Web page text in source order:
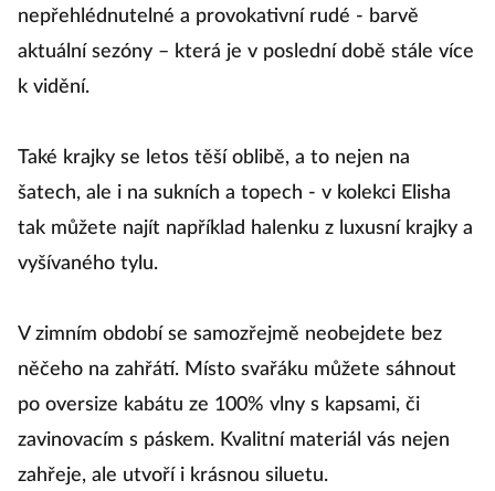
nepřehlédnutelné a provokativní rudé - barvě
aktuální sezóny – která je v poslední době stále více
k vidění.
Také krajky se letos těší oblibě, a to nejen na
šatech, ale i na sukních a topech - v kolekci Elisha
tak můžete najít například halenku z luxusní krajky a
vyšívaného tylu.
V zimním období se samozřejmě neobejdete bez
něčeho na zahřátí. Místo svařáku můžete sáhnout
po oversize kabátu ze 100% vlny s kapsami, či
zavinovacím s páskem. Kvalitní materiál vás nejen
zahřeje, ale utvoří i krásnou siluetu.